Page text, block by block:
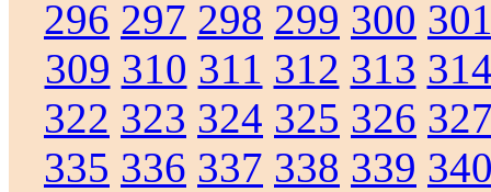
296 297 298 299 300
309 310 311 312 313
322 323 324 325 326
335 336 337 338 339